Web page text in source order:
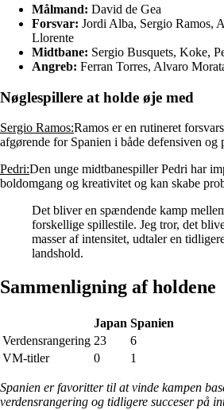
Målmand: David de Gea
Forsvar: Jordi Alba, Sergio Ramos,
Llorente
Midtbane: Sergio Busquets, Koke,
Angreb: Ferran Torres, Alvaro
Nøglespillere at holde øje med
Sergio Ramos:Ramos er en rutineret
afgørende for Spanien i både defensiven og
Pedri:Den unge midtbanespiller Pedri har
boldomgang og kreativitet og kan skabe
Det bliver en spændende kamp
forskellige spillestile. Jeg tror, det
masser af intensitet, udtaler en
landshold.
Sammenligning af holdene
Japan Spanien
Verdensrangering 23
6
VM-titler
0 1
Spanien er favoritter til at vinde kampen
verdensrangering og tidligere succeser på